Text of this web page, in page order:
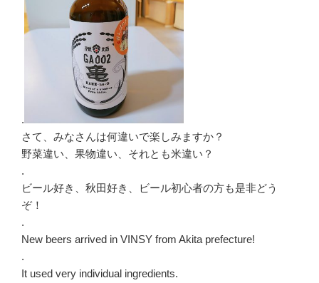
.
さて、みなさんは何違いで楽しみますか？
野菜違い、果物違い、それとも米違い？
.
ビール好き、秋田好き、ビール初心者の方も是非どう
ぞ！
.
New beers arrived in VINSY from Akita prefecture!
.
It used very individual ingredients.